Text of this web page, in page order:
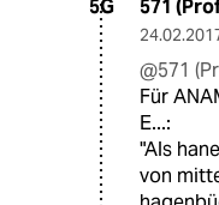
5G 571
@571
Für
E...:
"Als
von